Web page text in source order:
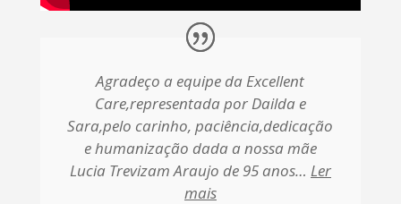
Agradeço a equipe da Excellent
Care,representada por Dailda e
Sara,pelo carinho, paciência,dedicação
e humanização dada a nossa mãe
Lucia Trevizam Araujo de 95 anos… Ler
mais